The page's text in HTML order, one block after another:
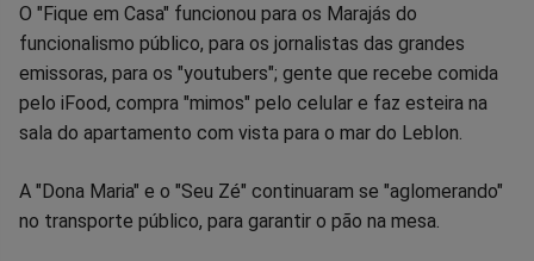
O "Fique em Casa" funcionou para os Marajás do
funcionalismo público, para os jornalistas das grandes
emissoras, para os "youtubers"; gente que recebe comida
pelo iFood, compra "mimos" pelo celular e faz esteira na
sala do apartamento com vista para o mar do Leblon.
A "Dona Maria" e o "Seu Zé" continuaram se "aglomerando"
no transporte público, para garantir o pão na mesa.